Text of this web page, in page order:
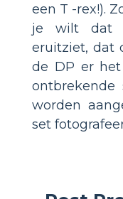
een T -rex!).
je wilt dat
eruitziet, dat
de DP er
worden
set